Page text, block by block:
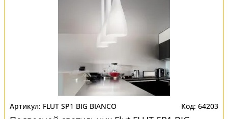
FLUT SP1 BIG BIANCO 64203